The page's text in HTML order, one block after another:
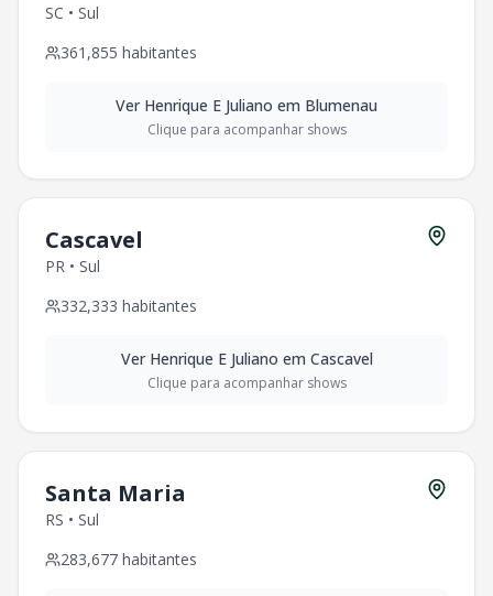
SC • Sul
361,855 habitantes
Ver Henrique E Juliano em Blumenau
Clique para acompanhar shows
Cascavel
PR • Sul
332,333 habitantes
Ver Henrique E Juliano em Cascavel
Clique para acompanhar shows
Santa Maria
RS • Sul
283,677 habitantes